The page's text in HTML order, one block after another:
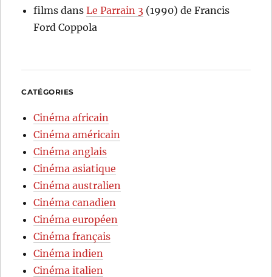
films dansLe Parrain 3 (1990) de Francis
Ford Coppola
CATÉGORIES
Cinéma africain
Cinéma américain
Cinéma anglais
Cinéma asiatique
Cinéma australien
Cinéma canadien
Cinéma européen
Cinéma français
Cinéma indien
Cinéma italien